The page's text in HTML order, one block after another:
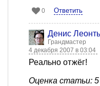
0 Ответить
Денис
Грандмастер
4 декабря 2007 в 03:04
Реально отжёг!
Оценка статьи: 5